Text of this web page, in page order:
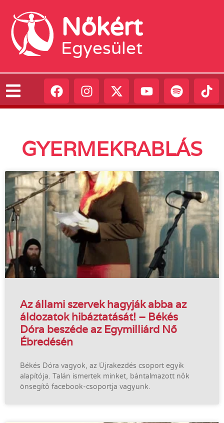
Nőkért
Egyesület
GYERMEKRABLÁS
Az állami szervek hagyják abba az
áldozatok hibáztatását! – Békés
Dóra beszéde az Egymilliárd Nő
Ébredésén
Békés Dóra vagyok, az Újrakezdés csoport egyik
alapítója. Talán ismertek minket, bántalmazott nők
önsegítő facebook-csoportja vagyunk.